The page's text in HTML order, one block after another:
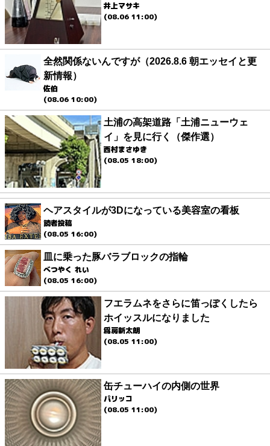
井上マサキ
(08.06 11:00)
全然関係ないんですが（2026.8.6 朝エッセイと更
新情報）
佐伯
(08.06 10:00)
土浦の高架道路「土浦ニューウェ
イ」を見に行く（傑作選）
西村まさゆき
(08.05 18:00)
ヘアスタイルが3Dになっている美容室の看板
読者投稿
(08.05 16:00)
皿に乗った豚バラブロックの指輪
べつやく れい
(08.05 16:00)
フエラムネをさらに笛っぽくしたら
ホイッスルになりました
爲房新太朗
(08.05 11:00)
缶チューハイの内側の世界
パリッコ
(08.05 11:00)